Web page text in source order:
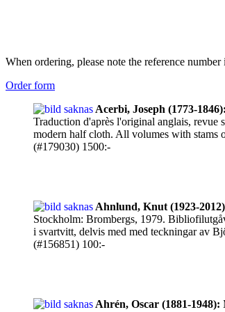
When ordering, please note the reference number
Order form
Acerbi, Joseph (1773-1846):
Traduction d'après l'original anglais,
modern half cloth. All volumes with stams
(#179030) 1500:-
Ahnlund, Knut (1923-
Stockholm: Brombergs, 1979.
i svartvitt, delvis med med teckningar av
(#156851) 100:-
Ahrén, Oscar (1881-1948):